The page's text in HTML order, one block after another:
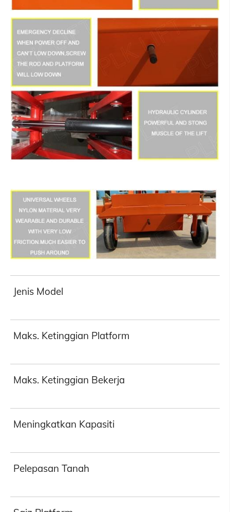
Jenis Model
Maks. Ketinggian Platform
Maks. Ketinggian Bekerja
Meningkatkan Kapasiti
Pelepasan Tanah